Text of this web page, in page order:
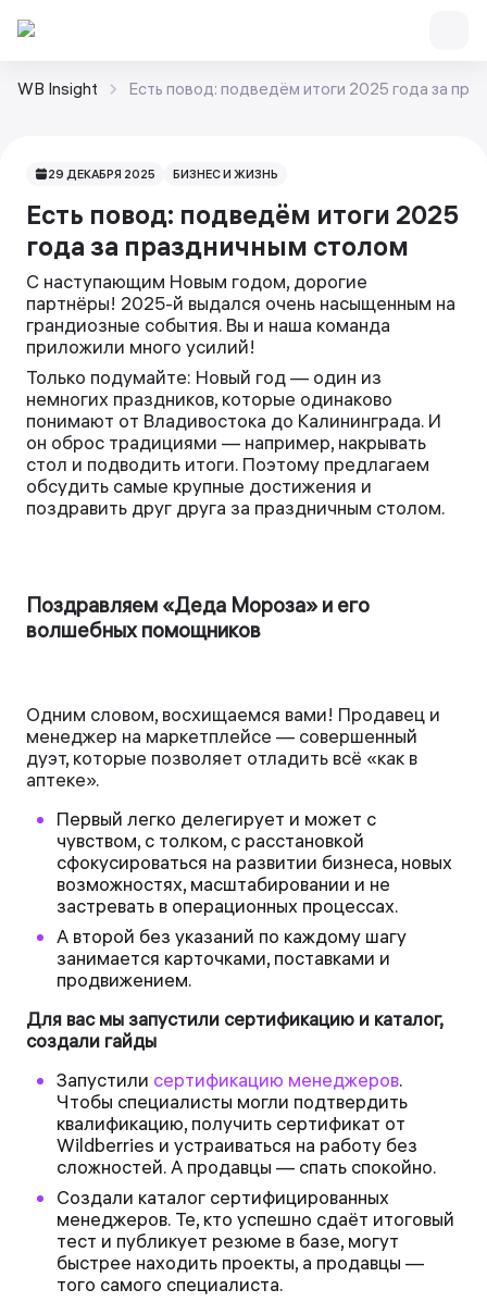
WB Insight Есть повод: подведём итоги 2025 года за
29 ДЕКАБРЯ 2025 БИЗНЕС И ЖИЗНЬ
Есть повод: подведём итоги 2025
года за праздничным столом
С наступающим Новым годом, дорогие
партнёры! 2025-й выдался очень насыщенным на
грандиозные события. Вы и наша команда
приложили много усилий!
Только подумайте: Новый год — один из
немногих праздников, которые одинаково
понимают от Владивостока до Калининграда. И
он оброс традициями — например, накрывать
стол и подводить итоги. Поэтому предлагаем
обсудить самые крупные достижения и
поздравить друг друга за праздничным столом.
Поздравляем «Деда Мороза» и его
волшебных помощников
Одним словом, восхищаемся вами! Продавец и
менеджер на маркетплейсе — совершенный
дуэт, которые позволяет отладить всё «как в
аптеке».
Первый легко делегирует и может с
чувством, с толком, с расстановкой
сфокусироваться на развитии бизнеса, новых
возможностях, масштабировании и не
застревать в операционных процессах.
А второй без указаний по каждому шагу
занимается карточками, поставками и
продвижением.
Для вас мы запустили сертификацию и каталог,
создали гайды
Запустили сертификацию менеджеров.
Чтобы специалисты могли подтвердить
квалификацию, получить сертификат от
Wildberries и устраиваться на работу без
сложностей. А продавцы — спать спокойно.
Создали каталог сертифицированных
менеджеров. Те, кто успешно сдаёт итоговый
тест и публикует резюме в базе, могут
быстрее находить проекты, а продавцы —
того самого специалиста.